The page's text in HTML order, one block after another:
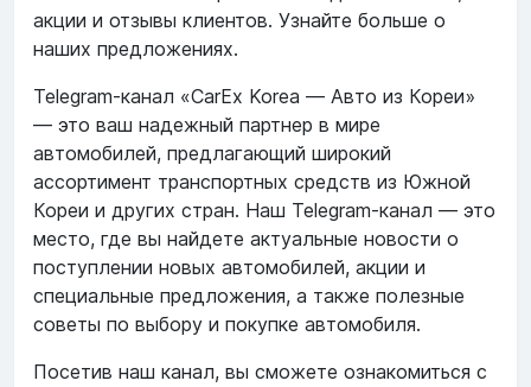
акции и отзывы клиентов. Узнайте больше о
наших предложениях.
Telegram-канал «CarEx Korea — Авто из Кореи»
— это ваш надежный партнер в мире
автомобилей, предлагающий широкий
ассортимент транспортных средств из Южной
Кореи и других стран. Наш Telegram-канал — это
место, где вы найдете актуальные новости о
поступлении новых автомобилей, акции и
специальные предложения, а также полезные
советы по выбору и покупке автомобиля.
Посетив наш канал, вы сможете ознакомиться с